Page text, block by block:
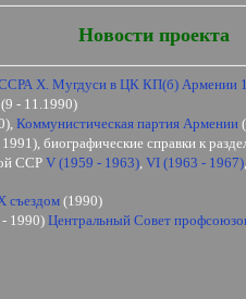
Новости проекта
Х. Мугдуси в ЦК КП(б) Армении
(9 - 11.1990)
Коммунистическая партия Армении
биографические справки к
ССР V (1959 - 1963),VI (1963 - 1967)
съездом (1990)
- 1990)Центральный Совет